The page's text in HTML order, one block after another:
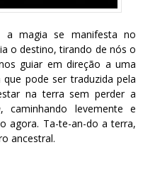
a magia se manifesta no
o destino, tirando de nós o
guiar em direção a uma
pode ser traduzida pela
na terra sem perder a
, caminhando levemente e
agora. Ta-te-an-do a terra,
ancestral.